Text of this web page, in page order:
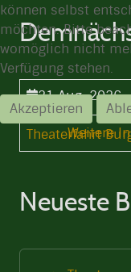
21 Aug. 2026
14:30 Uhr
-
Theaterfahrt
Neueste
können selbst
möchten. Bitte
womöglich nicht
Verfügung stehen.
Akzeptieren
Weitere